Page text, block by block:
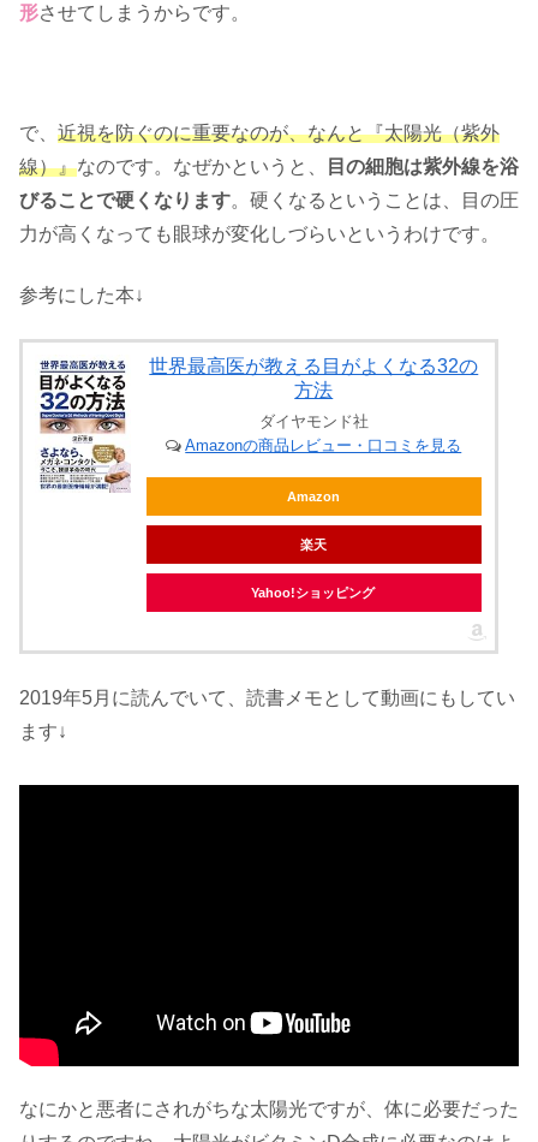
形させてしまうからです。
で、 近視を防ぐのに重要なのが、なんと『太陽光（紫外
線）』なのです。なぜかというと、
目の細胞は紫外線を浴
びることで硬くなります。硬くなるということは、目の圧
力が高くなっても眼球が変化しづらいというわけです。
参考にした本↓
世界最高医が教える目がよくなる32の
方法
ダイヤモンド社
Amazonの商品レビュー・口コミを見る
Amazon
楽天
Yahoo!ショッピング
2019年5月に読んでいて、読書メモとして動画にもしてい
ます↓
なにかと悪者にされがちな太陽光ですが、体に必要だった